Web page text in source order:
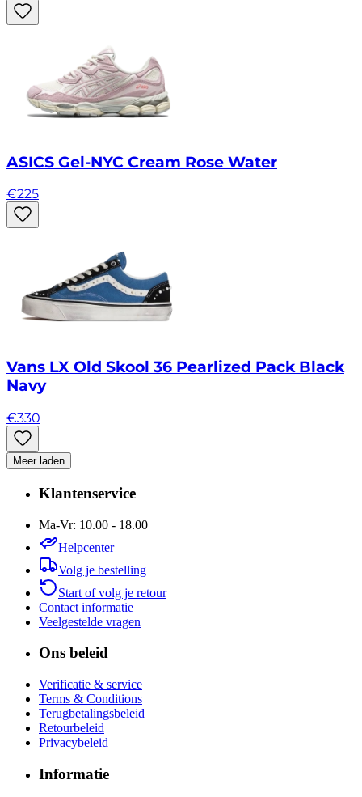
ASICS Gel-NYC Cream Rose Water
€225
Vans LX Old Skool 36 Pearlized Pack Black
Navy
€330
Meer laden
Klantenservice
Ma-Vr: 10.00 - 18.00
Helpcenter
Volg je bestelling
Start of volg je retour
Contact informatie
Veelgestelde vragen
Ons beleid
Verificatie & service
Terms & Conditions
Terugbetalingsbeleid
Retourbeleid
Privacybeleid
Informatie